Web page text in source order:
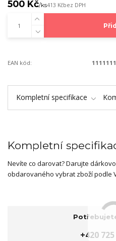
500 Kč/ks413 Kčbez DPH
EAN kód:
Kompletní specifikace
Kompletní
Nevíte co darovat? Darujte
obdarovaného vybrat zboží podle
+420